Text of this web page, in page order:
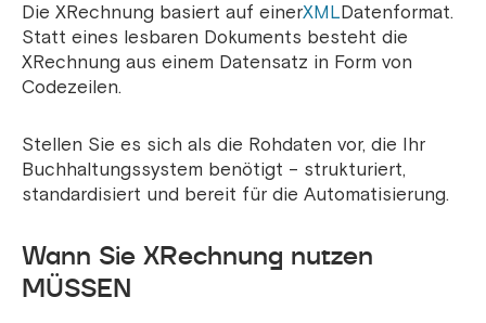
Die XRechnung basiert auf einerXMLDatenformat.
Statt eines lesbaren Dokuments besteht die
XRechnung aus einem Datensatz in Form von
Codezeilen.
Stellen Sie es sich als die Rohdaten vor, die Ihr
Buchhaltungssystem benötigt – strukturiert,
standardisiert und bereit für die Automatisierung.
Wann Sie XRechnung nutzen
MÜSSEN